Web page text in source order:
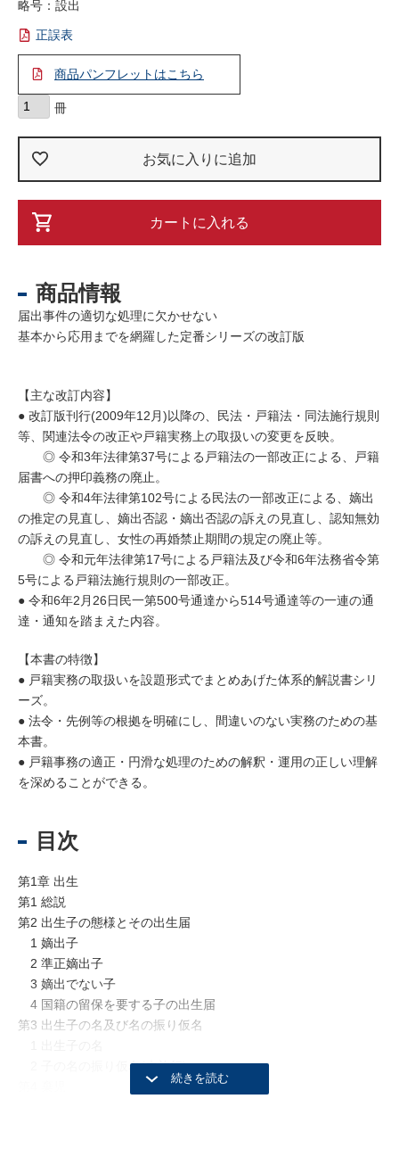
略号：設出
正誤表
商品パンフレットはこちら
お気に入りに追加
カートに入れる
商品情報
届出事件の適切な処理に欠かせない
基本から応用までを網羅した定番シリーズの改訂版
【主な改訂内容】
● 改訂版刊行(2009年12月)以降の、民法・戸籍法・同法施行規則
等、関連法令の改正や戸籍実務上の取扱いの変更を反映。
◎ 令和3年法律第37号による戸籍法の一部改正による、戸籍
届書への押印義務の廃止。
◎ 令和4年法律第102号による民法の一部改正による、嫡出
の推定の見直し、嫡出否認・嫡出否認の訴えの見直し、認知無効
の訴えの見直し、女性の再婚禁止期間の規定の廃止等。
◎ 令和元年法律第17号による戸籍法及び令和6年法務省令第
5号による戸籍法施行規則の一部改正。
● 令和6年2月26日民一第500号通達から514号通達等の一連の通
達・通知を踏まえた内容。
【本書の特徴】
● 戸籍実務の取扱いを設題形式でまとめあげた体系的解説書シリ
ーズ。
● 法令・先例等の根拠を明確にし、間違いのない実務のための基
本書。
● 戸籍事務の適正・円滑な処理のための解釈・運用の正しい理解
を深めることができる。
目次
第1章 出生
第1 総説
第2 出生子の態様とその出生届
1 嫡出子
2 準正嫡出子
3 嫡出でない子
4 国籍の留保を要する子の出生届
第3 出生子の名及び名の振り仮名
2 子の名の振り仮名(未施行)